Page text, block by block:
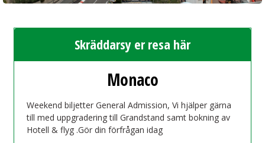
Skräddarsy er resa här
Monaco
Weekend biljetter General Admission, Vi hjälper gärna
till med uppgradering till Grandstand samt bokning av
Hotell & flyg .Gör din förfrågan idag